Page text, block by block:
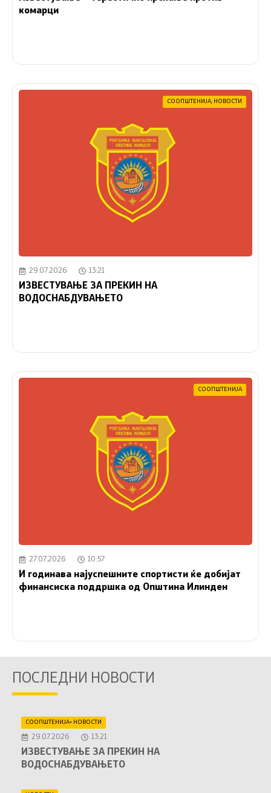
комарци
СООПШТЕНИЈА, НОВОСТИ
29.07.2026 13:21
ИЗВЕСТУВАЊЕ ЗА ПРЕКИН НА
ВОДОСНАБДУВАЊЕТО
СООПШТЕНИЈА
27.07.2026 10:57
И годинава најуспешните спортисти ќе добијат
финансиска поддршка од Општина Илинден
ПОСЛЕДНИ НОВОСТИ
СООПШТЕНИЈА• НОВОСТИ
29.07.2026 13:21
ИЗВЕСТУВАЊЕ ЗА ПРЕКИН НА
ВОДОСНАБДУВАЊЕТО